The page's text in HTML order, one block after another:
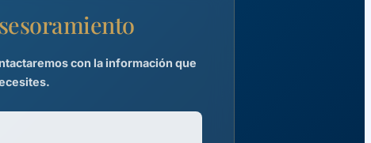
con la información que